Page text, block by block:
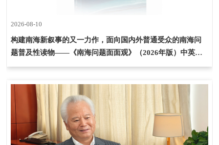
2026-08-10
构建南海新叙事的又一力作，面向国内外普通受众的南海问
题普及性读物——《南海问题面面观》（2026年版）中英双
语、全新风格、再度面世